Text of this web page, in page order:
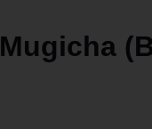
Mugicha